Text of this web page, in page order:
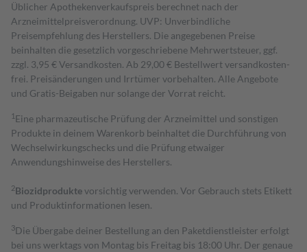
Üblicher Apothekenverkaufspreis berechnet nach der
Arzneimittelpreisverordnung. UVP: Unverbindliche
Preisempfehlung des Herstellers. Die angegebenen Preise
beinhalten die gesetzlich vorgeschriebene Mehrwertsteuer, ggf.
zzgl. 3,95 € Versandkosten. Ab 29,00 € Bestell­wert versand­kosten­
frei. Preisänderungen und Irrtümer vorbehalten. Alle Angebote
und Gratis-Beigaben nur solange der Vorrat reicht.
1 Eine pharmazeutische Prüfung der Arzneimittel und sonstigen
Produkte in deinem Warenkorb beinhaltet die Durchführung von
Wechselwirkungschecks und die Prüfung etwaiger
Anwendungshinweise des Herstellers.
2Biozidproduktevorsichtig verwenden. Vor Gebrauch stets Etikett
und Produktinformationen lesen.
3Die Übergabe deiner Bestellung an den Paketdienstleister erfolgt
bei uns werktags von Montag bis Freitag bis 18:00 Uhr. Der genaue